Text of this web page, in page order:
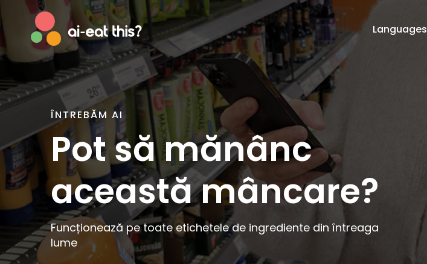
Languages
Afrikaans
Albanian
Basque
Bosnian
Breton
Catalan
Cornish
Corsican
English
Esperanto
Estonian
Faroese
Finnish
Galician
German
Italian
Javanese
Latvian
ÎNTREBĂM AI
Pot să mănânc
această mâncare?
Funcționează pe toate etichetele de ingrediente din întreaga
lume